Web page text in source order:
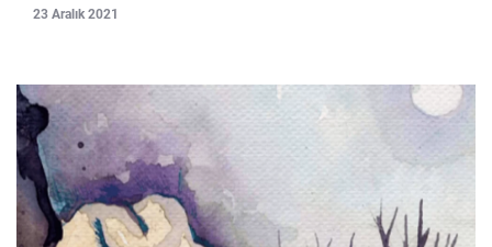
23 Aralık 2021